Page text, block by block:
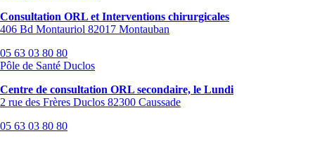
Consultation ORL et Interventions chirurgicales
406 Bd Montauriol 82017 Montauban
05 63 03 80 80
Pôle de Santé Duclos
Centre de consultation ORL secondaire, le Lundi
2 rue des Frères Duclos 82300 Caussade
05 63 03 80 80